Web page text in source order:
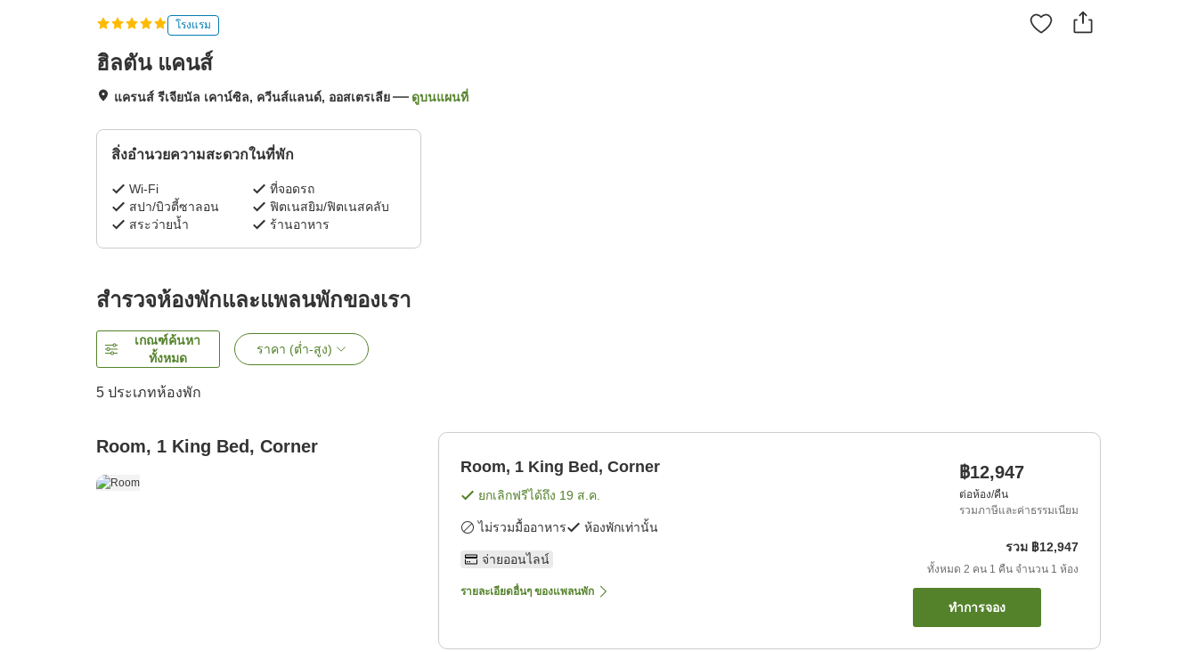
โรงแรม
ฮิลตัน แคนส์
แครนส์ รีเจียนัล เคาน์ซิล, ควีนส์แลนด์, ออสเตรเลีย ดูบนแผนที่
สิ่งอำนวยความสะดวกในที่พัก
Wi-Fi
ที่จอดรถ
สปา/บิวตี้ซาลอน
ฟิตเนสยิม/ฟิตเนสคลับ
สระว่ายน้ำ
ร้านอาหาร
สำรวจห้องพักและแพลนพักของเรา
เกณฑ์ค้นหา
ทั้งหมด
ราคา (ต่ำ-สูง)
5 ประเภทห้องพัก
Room, 1 King Bed, Corner
Room, 1 King Bed, Corner
ยกเลิกฟรีได้ถึง 19 ส.ค.
ไม่รวมมื้ออาหาร ห้องพักเท่านั้น
จ่ายออนไลน์
รายละเอียดอื่นๆ ของแพลนพัก
฿12,947
ต่อห้อง/คืน
รวมภาษีและค่าธรรมเนียม
รวม ฿12,947
ทั้งหมด 2 คน 1 คืน จำนวน 1 ห้อง
ทำการจอง